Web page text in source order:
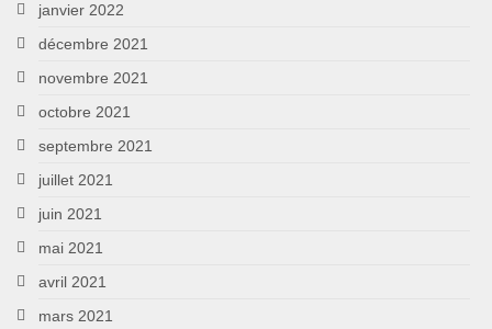
janvier 2022
décembre 2021
novembre 2021
octobre 2021
septembre 2021
juillet 2021
juin 2021
mai 2021
avril 2021
mars 2021